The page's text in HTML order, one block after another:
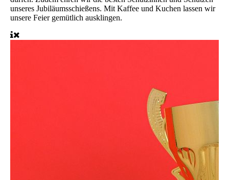
unseres Jubiläumsschießens. Mit Kaffee und Kuchen lassen wir
unsere Feier gemütlich ausklingen.